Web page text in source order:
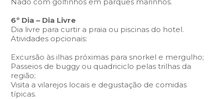
6º Dia – Dia Livre
Dia livre para curtir a praia ou piscinas do hotel.
Atividades opcionais:
Excursão às ilhas próximas para snorkel e mergulho;
Passeios de buggy ou quadriciclo pelas trilhas da
região;
Visita a vilarejos locais e degustação de comidas
típicas.